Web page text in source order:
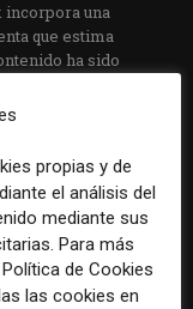
incorpora una
que estima
ha sido
propias y de
el análisis del
mediante sus
Para más
de Cookies
las cookies en